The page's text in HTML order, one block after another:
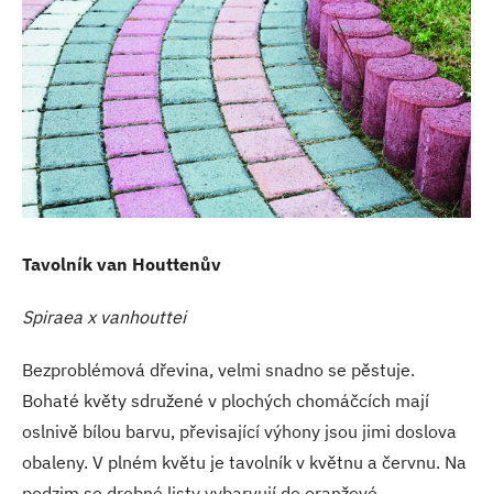
Tavolník van Houttenův
Spiraea x vanhouttei
Bezproblémová dřevina, velmi snadno se pěstuje.
Bohaté květy sdružené v plochých chomáčcích mají
oslnivě bílou barvu, převisající výhony jsou jimi doslova
obaleny. V plném květu je tavolník v květnu a červnu. Na